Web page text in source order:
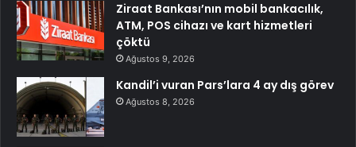
Ziraat Bankası’nın mobil bankacılık,
ATM, POS cihazı ve kart hizmetleri
çöktü
Ağustos 9, 2026
Kandil’i vuran Pars’lara 4 ay dış görev
Ağustos 8, 2026